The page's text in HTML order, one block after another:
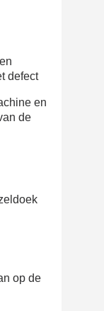
defect
en
de
op de